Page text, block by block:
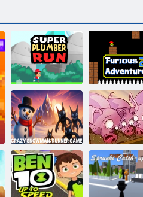
Super torumehe
käik
Raevukas
seiklus 2
Hull
lumememm:
jooksjamäng
Run, siga, Run